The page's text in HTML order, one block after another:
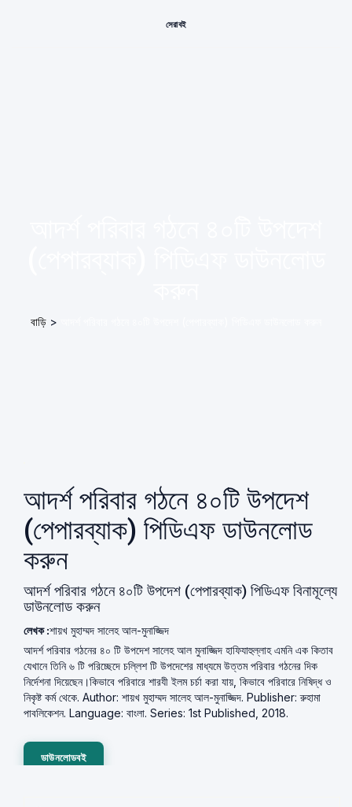
সেরা বই
বাড়ি >
আদর্শ পরিবার গঠনে ৪০টি উপদেশ
(পেপারব্যাক) পিডিএফ ডাউনলোড
করুন
আদর্শ পরিবার গঠনে ৪০টি উপদেশ (পেপারব্যাক) পিডিএফ বিনামূল্যে
ডাউনলোড করুন
লেখক :শায়খ মুহাম্মদ সালেহ আল-মুনাজ্জিদ
আদর্শ পরিবার গঠনের ৪০ টি উপদেশ সালেহ আল মুনাজ্জিদ হাফিযাহুল্লাহ এমনি এক কিতাব
যেখানে তিনি ৬ টি পরিচ্ছেদে চল্লিশ টি উপদেশের মাধ্যমে উত্তম পরিবার গঠনের দিক
নির্দেশনা দিয়েছেন।কিভাবে পরিবারে শারযী ইলম চর্চা করা যায়, কিভাবে পরিবারে নিষিদ্ধ ও
নিকৃষ্ট কর্ম থেকে. Author: শায়খ মুহাম্মদ সালেহ আল-মুনাজ্জিদ. Publisher: রুহামা
পাবলিকেশন. Language: বাংলা. Series: 1st Published, 2018.
ডাউনলোডবই